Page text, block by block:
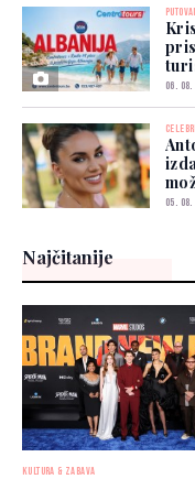
06.
05.
Najčitanije
KULTURA & ZABAVA